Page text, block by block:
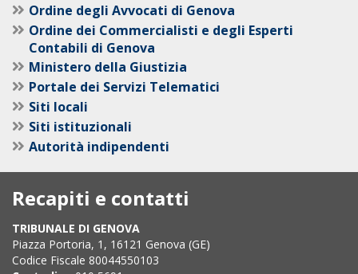
Ordine degli Avvocati di Genova
Ordine dei Commercialisti e degli Esperti
Contabili di Genova
Ministero della Giustizia
Portale dei Servizi Telematici
Siti locali
Siti istituzionali
Autorità indipendenti
Recapiti e contatti
TRIBUNALE DI GENOVA
Piazza Portoria, 1, 16121 Genova (GE)
Codice Fiscale 80044550103